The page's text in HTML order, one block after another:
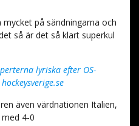
på sändningarna och
så är det så klart superkul
lyriska efter OS-
även värdnationen Italien,
4-0